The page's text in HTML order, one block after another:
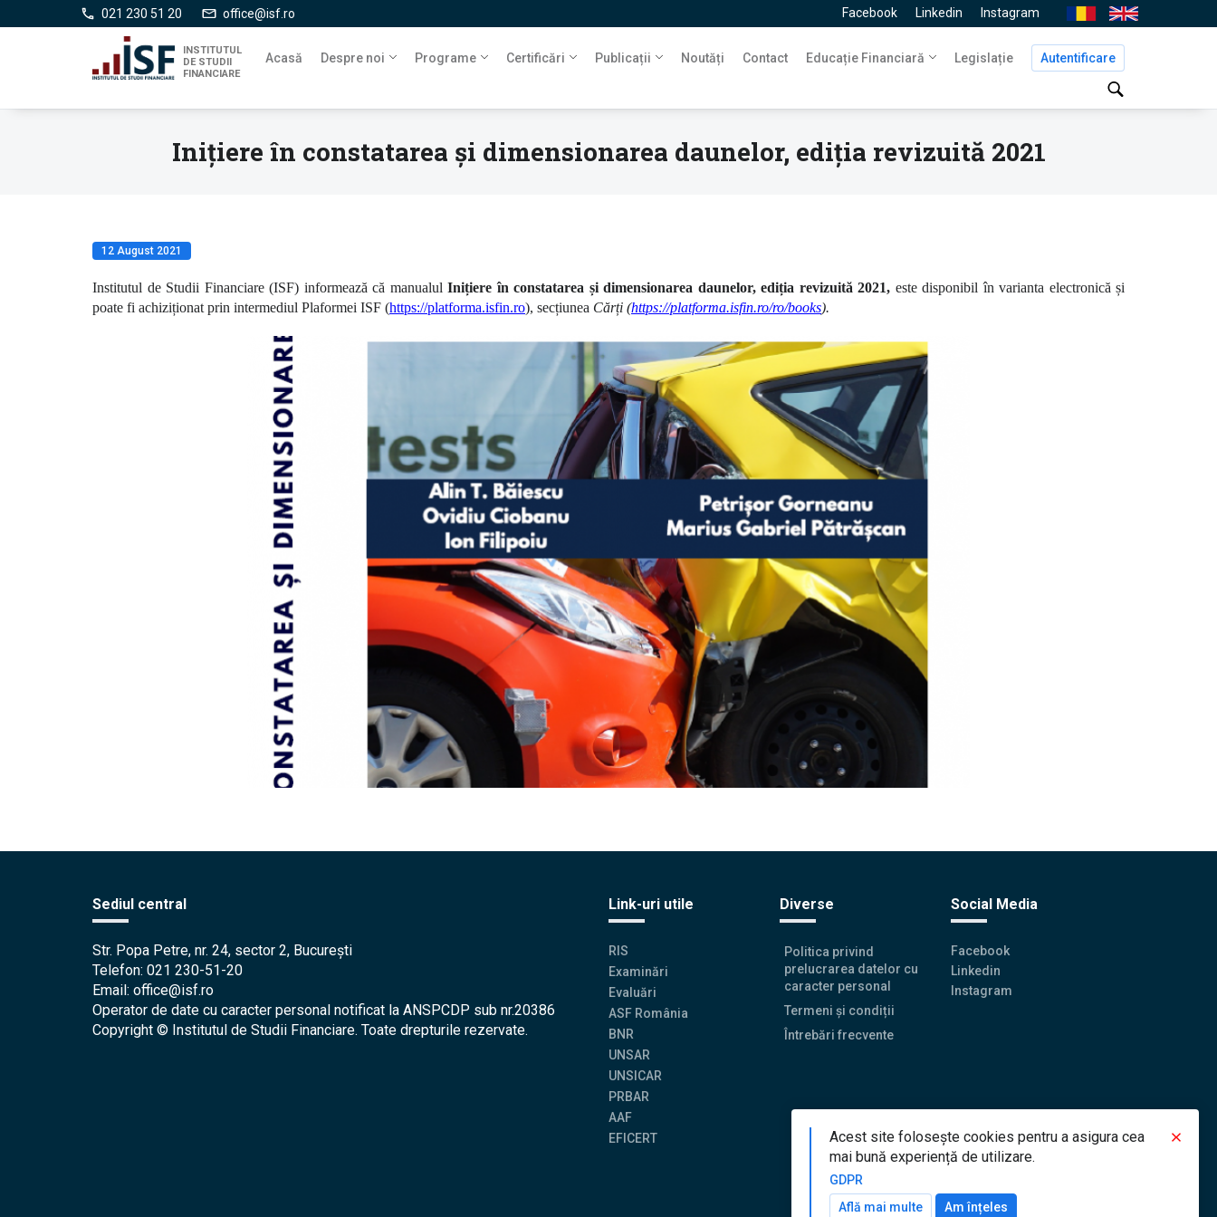
la
021 230 51 20 office@isf.ro Facebook Linkedin Instagram En
INSTITUTUL
DE STUDII
FINANCIARE
Navigare
principală
Acasă Despre noi Programe Certificări Publicații Noutăți Contact Educație Financiară Legislație Autentificare
Inițiere în constatarea și dimensionarea daunelor, ediția revizuită 2021
12 August 2021
Institutul de Studii Financiare (ISF) informează că manualul Inițiere în constatarea și dimensionarea daunelor, ediția revizuită 2021, este disponibil în varianta electronică și
poate fi achiziționat prin intermediul Plaformei ISF (https://platforma.isfin.ro), secțiunea Cărți (https://platforma.isfin.ro/ro/books).
Link-uri utile
RIS
Examinări
Evaluări
ASF România
BNR
UNSAR
UNSICAR
PRBAR
AAF
EFICERT
Diverse
Politica privind
prelucrarea datelor cu
caracter personal
Termeni și condiții
Întrebări frecvente
Social Media
Facebook
Linkedin
Instagram
Sediul central
Str. Popa Petre, nr. 24, sector 2, București
Telefon: 021 230-51-20
Email: office@isf.ro
Operator de date cu caracter personal notificat la ANSPCDP sub nr.20386
Copyright © Institutul de Studii Financiare. Toate drepturile rezervate.
Acest site folosește cookies pentru a asigura cea
mai bună experiență de utilizare.
GDPR
Află mai multe
Am înțeles